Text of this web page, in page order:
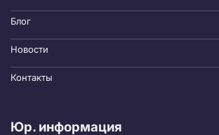
Блог
Новости
Контакты
Юр. информация